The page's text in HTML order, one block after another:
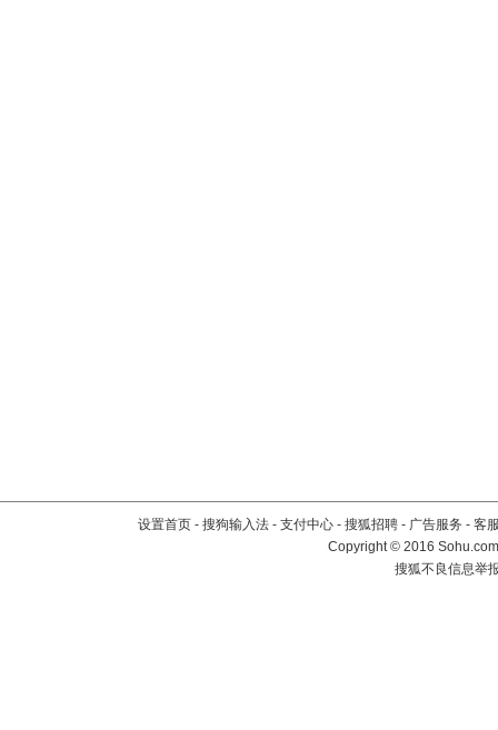
设置首页 - 搜狗输入法 - 支付中心 - 搜狐招聘 - 广告服务 - 客
Copyright©2016
搜狐不良信息举